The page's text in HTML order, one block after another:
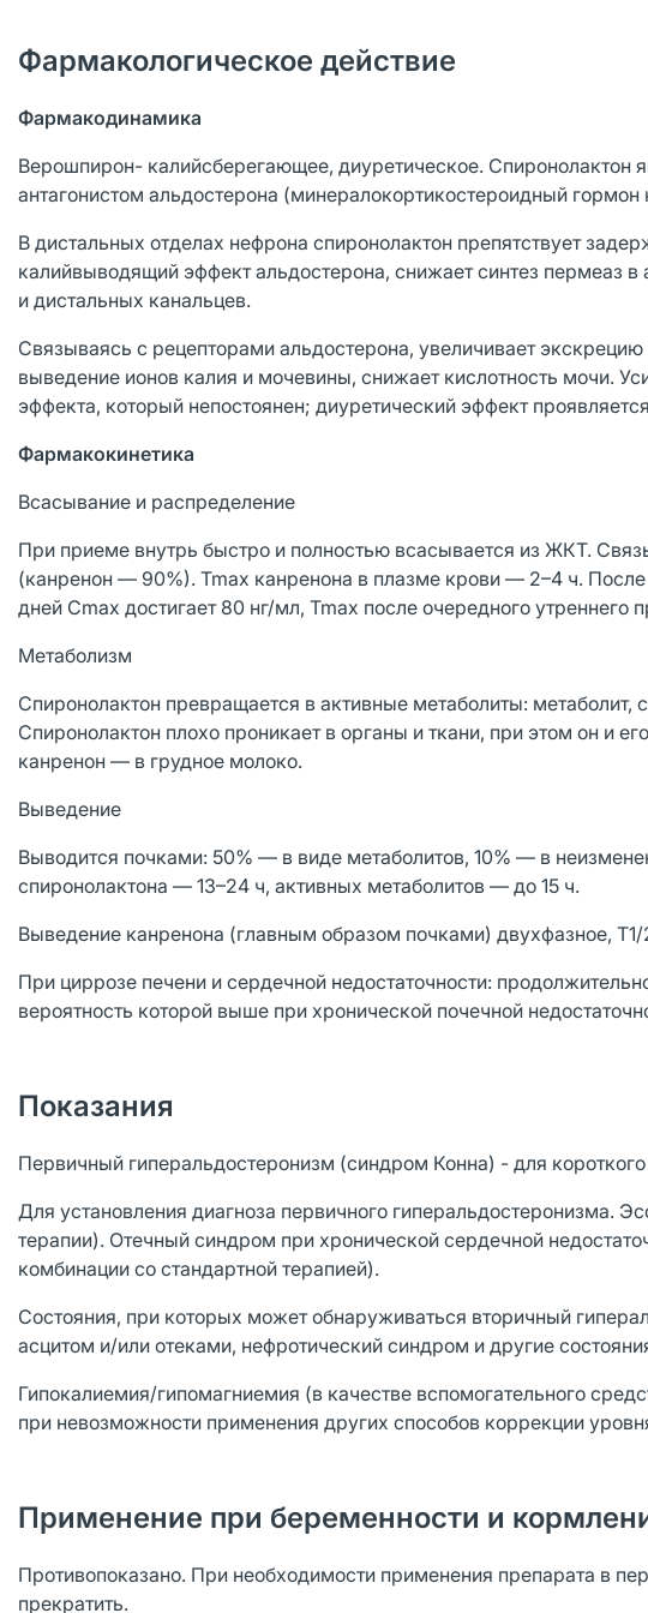
Фармакологическое действие
Фармакодинамика
Верошпирон- калийсберегающее, диуретическое.
антагонистом альдостерона (минералокортикостероидный
В дистальных отделах нефрона спиронолактон препятствует
калийвыводящий эффект альдостерона, снижает синтез пермеаз
и дистальных канальцев.
Связываясь с рецепторами альдостерона, увеличивает
выведение ионов калия и мочевины, снижает кислотность мочи.
эффекта, который непостоянен; диуретический эффект
Фармакокинетика
Всасывание и распределение
При приеме внутрь быстро и полностью всасывается из ЖКТ.
(канренон — 90%). Tmax канренона в плазме крови — 2–4 ч.
дней Cmax достигает 80 нг/мл, Tmax после очередного
Метаболизм
Спиронолактон превращается в активные метаболиты:
Спиронолактон плохо проникает в органы и ткани, при этом он и
канренон — в грудное молоко.
Выведение
Выводится почками: 50% — в виде метаболитов, 10% — в
спиронолактона — 13–24 ч, активных метаболитов — до 15 ч.
Выведение канренона (главным образом почками) двухфазное,
При циррозе печени и сердечной недостаточности:
вероятность которой выше при хронической почечной
Показания
Первичный гиперальдостеронизм (синдром Конна) - для
Для установления диагноза первичного гиперальдостеронизма.
терапии). Отечный синдром при хронической сердечной
комбинации со стандартной терапией).
Состояния, при которых может обнаруживаться вторичный
асцитом и/или отеками, нефротический синдром и другие
Гипокалиемия/гипомагниемия (в качестве вспомогательного
при невозможности применения других способов коррекции
Применение при беременности и
Противопоказано. При необходимости применения препарата в
прекратить.